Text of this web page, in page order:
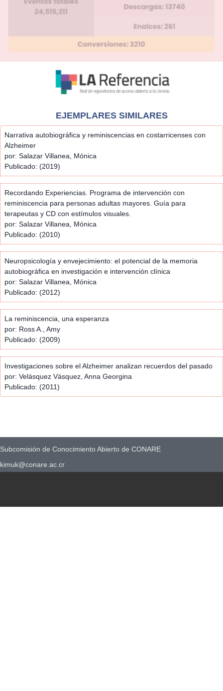
EJEMPLARES SIMILARES
Narrativa autobiográfica y reminiscencias en costarricenses con
Alzheimer
por: Salazar Villanea, Mónica
Publicado: (2019)
Recordando Experiencias. Programa de intervención con
reminiscencia para personas adultas mayores. Guía para
terapeutas y CD con estímulos visuales.
por: Salazar Villanea, Mónica
Publicado: (2010)
Neuropsicología y envejecimiento: el potencial de la memoria
autobiográfica en investigación e intervención clínica
por: Salazar Villanea, Mónica
Publicado: (2012)
La reminiscencia, una esperanza
por: Ross A., Amy
Publicado: (2009)
Investigaciones sobre el Alzheimer analizan recuerdos del pasado
por: Velásquez Vásquez, Anna Georgina
Publicado: (2011)
Subcomisión de Conocimiento Abierto de CONARE
kimuk@conare.ac.cr